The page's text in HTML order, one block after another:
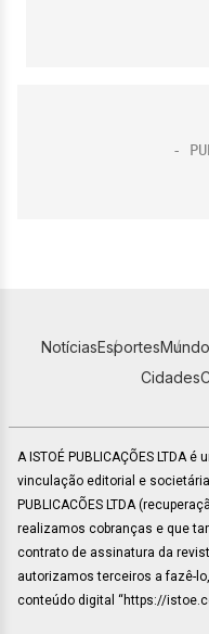
NotíciasEsportes
Cidades
A ISTOÉ PUBLICAÇÕES LTDA
vinculação editorial e societária
PUBLICACÕES LTDA
realizamos cobranças e que
contrato de assinatura da
autorizamos terceiros a fazê-
conteúdo digital “https://